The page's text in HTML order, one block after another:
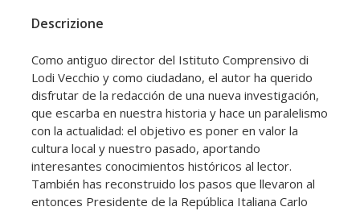
Descrizione
Como antiguo director del Istituto Comprensivo di
Lodi Vecchio y como ciudadano, el autor ha querido
disfrutar de la redacción de una nueva investigación,
que escarba en nuestra historia y hace un paralelismo
con la actualidad: el objetivo es poner en valor la
cultura local y nuestro pasado, aportando
interesantes conocimientos históricos al lector.
También has reconstruido los pasos que llevaron al
entonces Presidente de la República Italiana Carlo